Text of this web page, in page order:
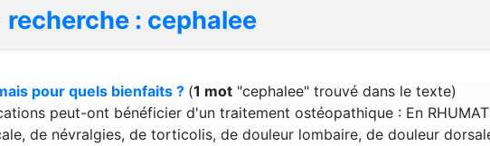
recherche : cephalee
pour quels bienfaits ? (1 mot "cephalee" trouvé dans le texte)
peut-ont bénéficier d'un traitement ostéopathique : En
de névralgies, de torticolis, de douleur lombaire, de douleur